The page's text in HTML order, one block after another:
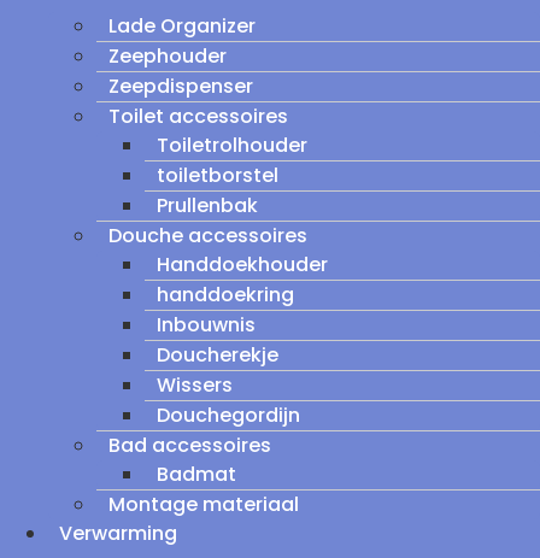
Lade Organizer
Zeephouder
Zeepdispenser
Toilet accessoires
Toiletrolhouder
toiletborstel
Prullenbak
Douche accessoires
Handdoekhouder
handdoekring
Inbouwnis
Doucherekje
Wissers
Douchegordijn
Bad accessoires
Badmat
Montage materiaal
Verwarming